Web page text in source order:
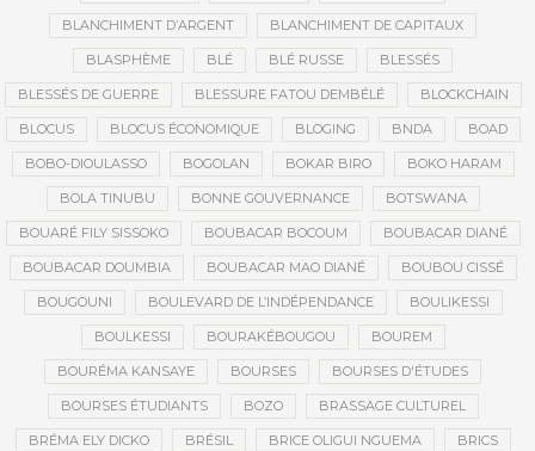
BLANCHIMENT D’ARGENT BLANCHIMENT DE CAPITAUX
BLASPHÈME BLÉ BLÉ RUSSE BLESSÉS
BLESSÉS DE GUERRE BLESSURE FATOU DEMBÉLÉ BLOCKCHAIN
BLOCUS BLOCUS ÉCONOMIQUE BLOGING BNDA BOAD
BOBO-DIOULASSO BOGOLAN BOKAR BIRO BOKO HARAM
BOLA TINUBU BONNE GOUVERNANCE BOTSWANA
BOUARÉ FILY SISSOKO BOUBACAR BOCOUM BOUBACAR DIANÉ
BOUBACAR DOUMBIA BOUBACAR MAO DIANÉ BOUBOU CISSÉ
BOUGOUNI BOULEVARD DE L’INDÉPENDANCE BOULIKESSI
BOULKESSI BOURAKÉBOUGOU BOUREM
BOURÉMA KANSAYE BOURSES BOURSES D'ÉTUDES
BOURSES ÉTUDIANTS BOZO BRASSAGE CULTUREL
BRÉMA ELY DICKO BRÉSIL BRICE OLIGUI NGUEMA BRICS